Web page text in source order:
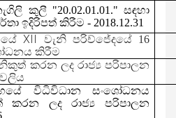
කුලී"20.02.01.01." සඳහා
ඉදිරිපත් කිරීම - 2018.12.31
XII වැනි පරිච්ජේදයේ 16
කිරීම
කරන ලද රාජ්‍ය පරිපාලන
විධිවිධාන සංශෝධනය
කරන ලද
රාජ්‍ය පරිපාලන